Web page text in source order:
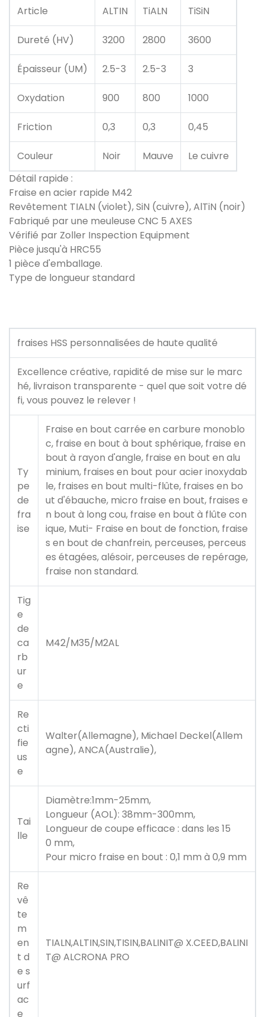
Article ALTIN TiALN TiSiN
Dureté (HV) 3200 2800 3600
Épaisseur (UM) 2.5-3 2.5-3 3
Oxydation 900 800 1000
Friction 0,3 0,3 0,45
Couleur Noir Mauve
Le cuivre
Détail rapide :
Fraise en acier rapide M42
Revêtement TIALN (violet), SiN (cuivre), AlTiN (noir)
Fabriqué par une meuleuse CNC 5 AXES
Vérifié par Zoller Inspection Equipment
Pièce jusqu'à HRC55
1 pièce d'emballage.
Type de longueur standard
fraises HSS personnalisées de haute qualité
Excellence créative, rapidité de mise sur le marc
hé, livraison transparente - quel que soit votre dé
fi, vous pouvez le relever !
Ty
pe
de
fra
ise
Fraise en bout carrée en carbure monoblo
c, fraise en bout à bout sphérique, fraise en
bout à rayon d'angle, fraise en bout en alu
minium, fraises en bout pour acier inoxydab
le, fraises en bout multi-flûte, fraises en bo
ut d'ébauche, micro fraise en bout, fraises e
n bout à long cou, fraise en bout à flûte con
ique, Muti- Fraise en bout de fonction, fraise
s en bout de chanfrein, perceuses, perceus
es étagées, alésoir, perceuses de repérage,
fraise non standard.
Tig
e
de
ca
rb
ur
e
M42/M35/M2AL
Re
cti
fie
us
e
Walter(Allemagne), Michael Deckel(Allem
agne), ANCA(Australie),
Tai
lle
Diamètre:1mm-25mm,
Longueur (AOL): 38mm-300mm,
Longueur de coupe efficace : dans les 15
0 mm,
Pour micro fraise en bout : 0,1 mm à 0,9 mm
Re
vê
te
m
en
t d
e s
urf
ac
e
TIALN,ALTIN,SIN,TISIN,BALINIT@ X.CEED,BALINI
T@ ALCRONA PRO